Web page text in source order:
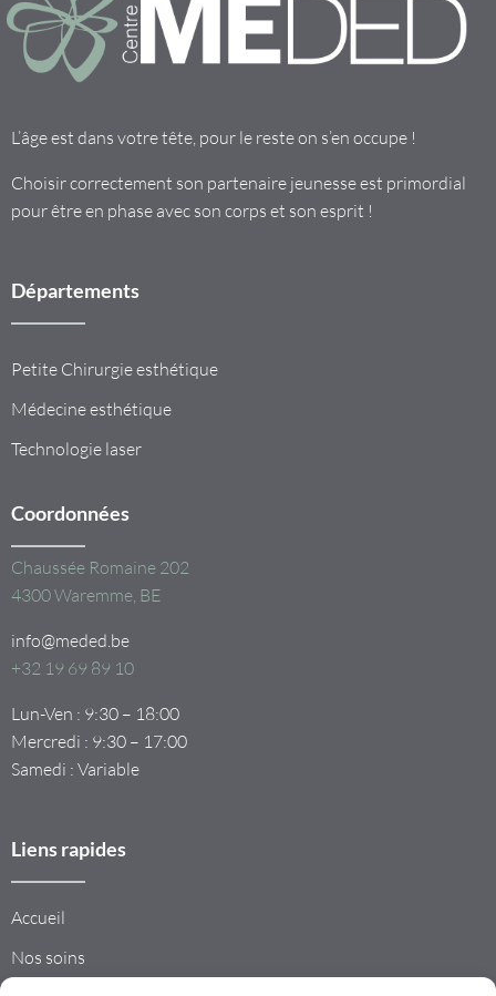
L’âge est dans votre tête, pour le reste on s’en occupe !
Choisir correctement son partenaire jeunesse est primordial
pour être en phase avec son corps et son esprit !
Départements
Petite Chirurgie esthétique
Médecine esthétique
Technologie laser
Coordonnées
Chaussée Romaine 202
4300 Waremme, BE
info@meded.be
+32 19 69 89 10
Lun-Ven : 9:30 – 18:00
Mercredi : 9:30 – 17:00
Samedi : Variable
Liens rapides
Accueil
Nos soins